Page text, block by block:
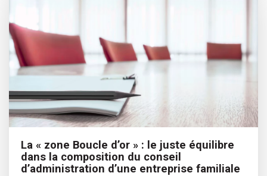
La « zone Boucle d’or » : le juste équilibre
dans la composition du conseil
d’administration d’une entreprise familiale